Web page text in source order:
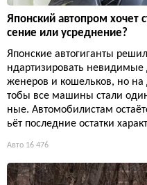
Японский автопром хочет
сение или усреднение?
Японские автогиганты
ндартизировать невидимые
женеров и кошельков, но
тобы все машины стали
ные. Автомобилистам
ьёт последние остатки
Авто 16 476